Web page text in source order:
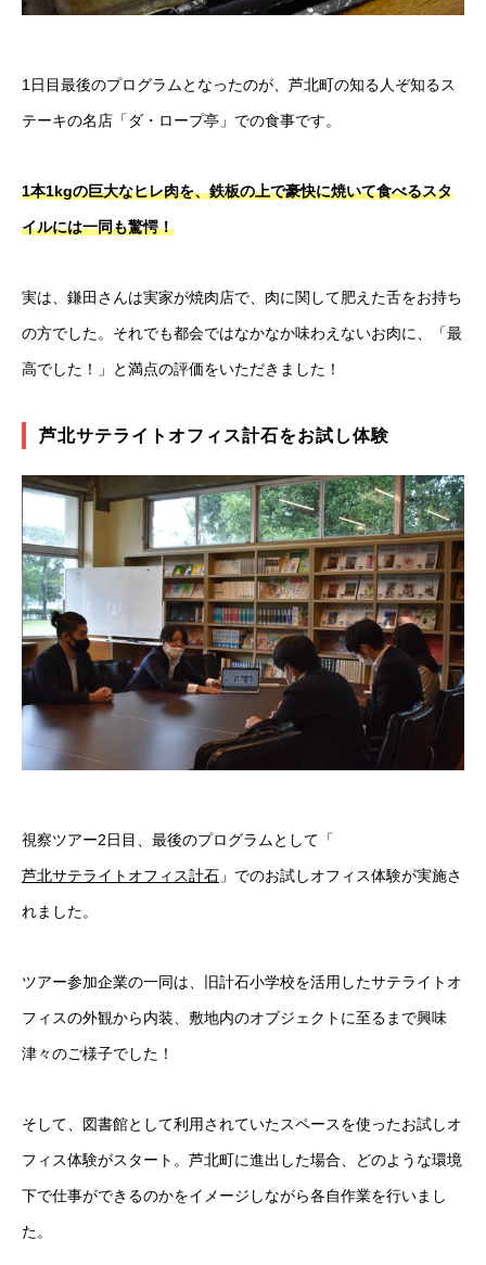
1日目最後のプログラムとなったのが、芦北町の知る人ぞ知るス
テーキの名店「ダ・ロープ亭」での食事です。
1本1kgの巨大なヒレ肉を、鉄板の上で豪快に焼いて食べるスタ
イルには一同も驚愕！
実は、鎌田さんは実家が焼肉店で、肉に関して肥えた舌をお持ち
の方でした。それでも都会ではなかなか味わえないお肉に、「最
高でした！」と満点の評価をいただきました！
芦北サテライトオフィス計石をお試し体験
視察ツアー2日目、最後のプログラムとして「
芦北サテライトオフィス計石 」でのお試しオフィス体験が実施さ
れました。
ツアー参加企業の一同は、旧計石小学校を活用したサテライトオ
フィスの外観から内装、敷地内のオブジェクトに至るまで興味
津々のご様子でした！
そして、図書館として利用されていたスペースを使ったお試しオ
フィス体験がスタート。芦北町に進出した場合、どのような環境
下で仕事ができるのかをイメージしながら各自作業を行いまし
た。